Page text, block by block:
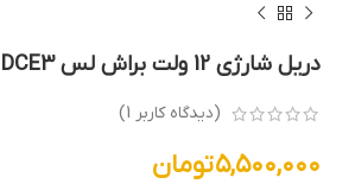
دریل شارژی 12 ولت براش لس DCE3 آنکور
(دیدگاه کاربر 1
)
۵,۵۰۰,۰۰۰تومان